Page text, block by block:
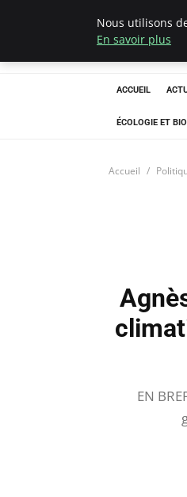
ACCUEIL
ÉCOLOGIE ET
Accueil
EN
Nous utilisons
En savoir plus